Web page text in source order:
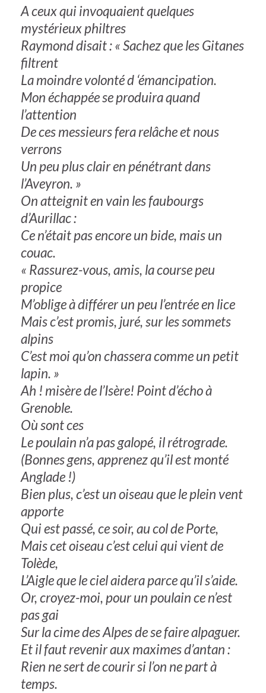
A ceux qui invoquaient quelques
mystérieux philtres
Raymond disait : « Sachez que les Gitanes
filtrent
La moindre volonté d ‘émancipation.
Mon échappée se produira quand
l’attention
De ces messieurs fera relâche et nous
verrons
Un peu plus clair en pénétrant dans
l’Aveyron. »
On atteignit en vain les faubourgs
d’Aurillac :
Ce n’était pas encore un bide, mais un
couac.
« Rassurez-vous, amis, la course peu
propice
M’oblige à différer un peu l’entrée en lice
Mais c’est promis, juré, sur les sommets
alpins
C’est moi qu’on chassera comme un petit
lapin. »
Ah ! misère de l’Isère! Point d’écho à
Grenoble.
Où sont ces
Le poulain n’a pas galopé, il rétrograde.
(Bonnes gens, apprenez qu’il est monté
Anglade !)
Bien plus, c’est un oiseau que le plein vent
apporte
Qui est passé, ce soir, au col de Porte,
Mais cet oiseau c’est celui qui vient de
Tolède,
L’Aigle que le ciel aidera parce qu’il s’aide.
Or, croyez-moi, pour un poulain ce n’est
pas gai
Sur la cime des Alpes de se faire alpaguer.
Et il faut revenir aux maximes d’antan :
Rien ne sert de courir si l’on ne part à
temps.